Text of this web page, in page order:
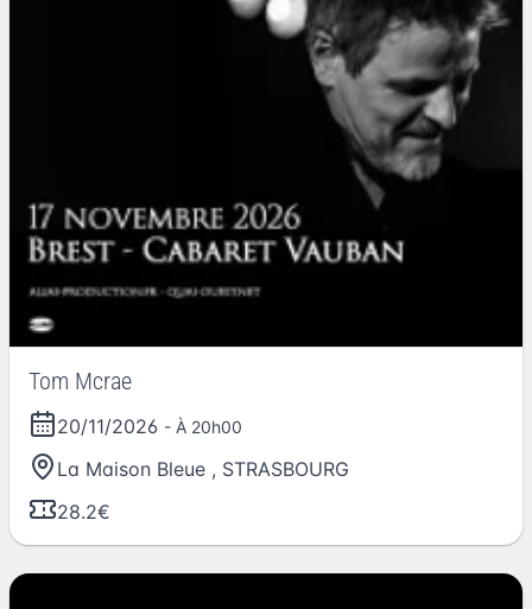
Tom Mcrae
20/11/2026 - À 20h00
La Maison Bleue , STRASBOURG
28.2€